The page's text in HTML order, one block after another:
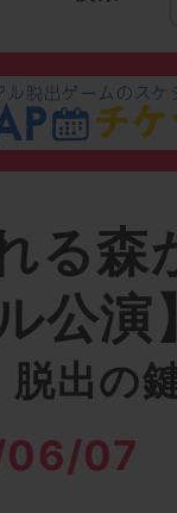
る森
公演
脱出の
06/07